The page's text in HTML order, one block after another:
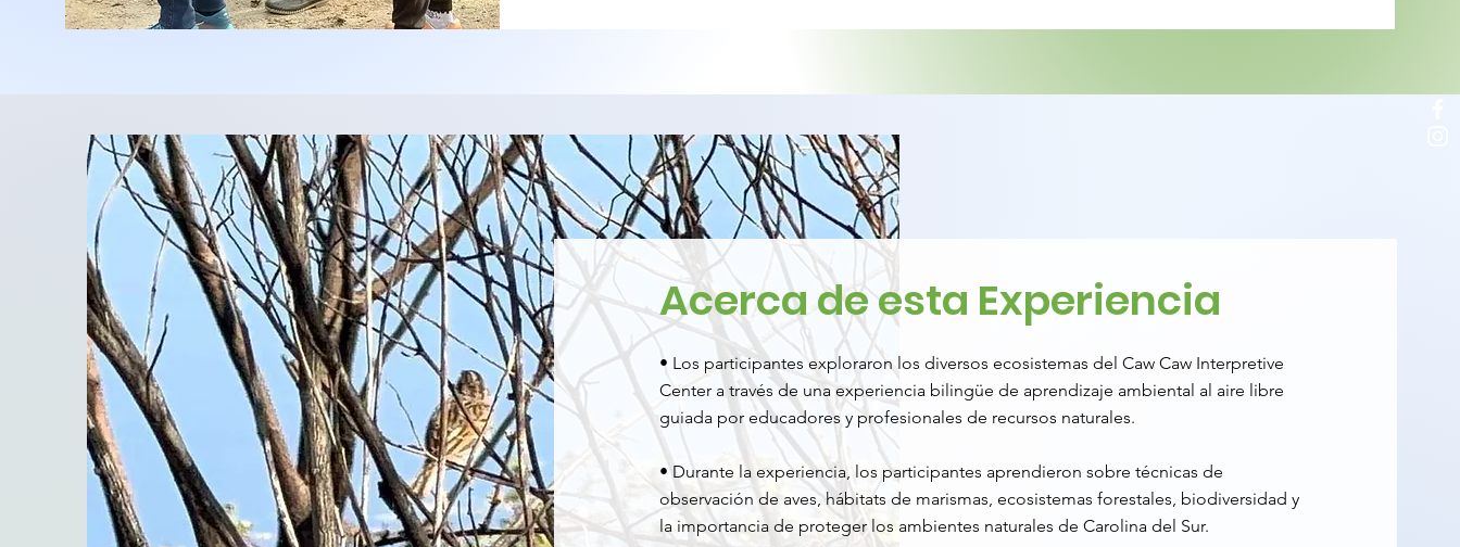
Acerca de esta Experiencia
• Los participantes exploraron los diversos ecosistemas del Caw Caw Interpretive
Center a través de una experiencia bilingüe de aprendizaje ambiental al aire libre
guiada por educadores y profesionales de recursos naturales.
• Durante la experiencia, los participantes aprendieron sobre técnicas de
observación de aves, hábitats de marismas, ecosistemas forestales, biodiversidad y
la importancia de proteger los ambientes naturales de Carolina del Sur.